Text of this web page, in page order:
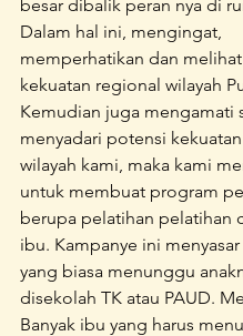
besar dibalik peran nya di
Dalam hal ini, mengingat,
memperhatikan dan
kekuatan regional wilayah
Kemudian juga mengamati
menyadari potensi
wilayah kami, maka kami
untuk membuat program
berupa pelatihan pelatihan
ibu. Kampanye ini
yang biasa menunggu
disekolah TK atau PAUD.
Banyak ibu yang harus